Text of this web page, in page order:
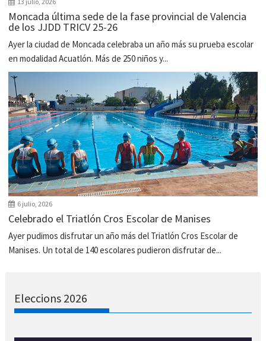
Moncada última sede de la fase provincial de Valencia
de los JJDD TRICV 25-26
Ayer la ciudad de Moncada celebraba un año más su prueba escolar
en modalidad Acuatlón. Más de 250 niños y...
6 julio, 2026
Celebrado el Triatlón Cros Escolar de Manises
Ayer pudimos disfrutar un año más del Triatlón Cros Escolar de
Manises. Un total de 140 escolares pudieron disfrutar de...
Eleccions 2026